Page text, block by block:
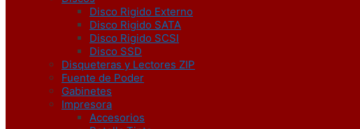
Disco Rigido Externo
Disco Rigido SATA
Disco Rigido SCSI
Disco SSD
Disqueteras y Lectores ZIP
Fuente de Poder
Gabinetes
Impresora
Accesorios